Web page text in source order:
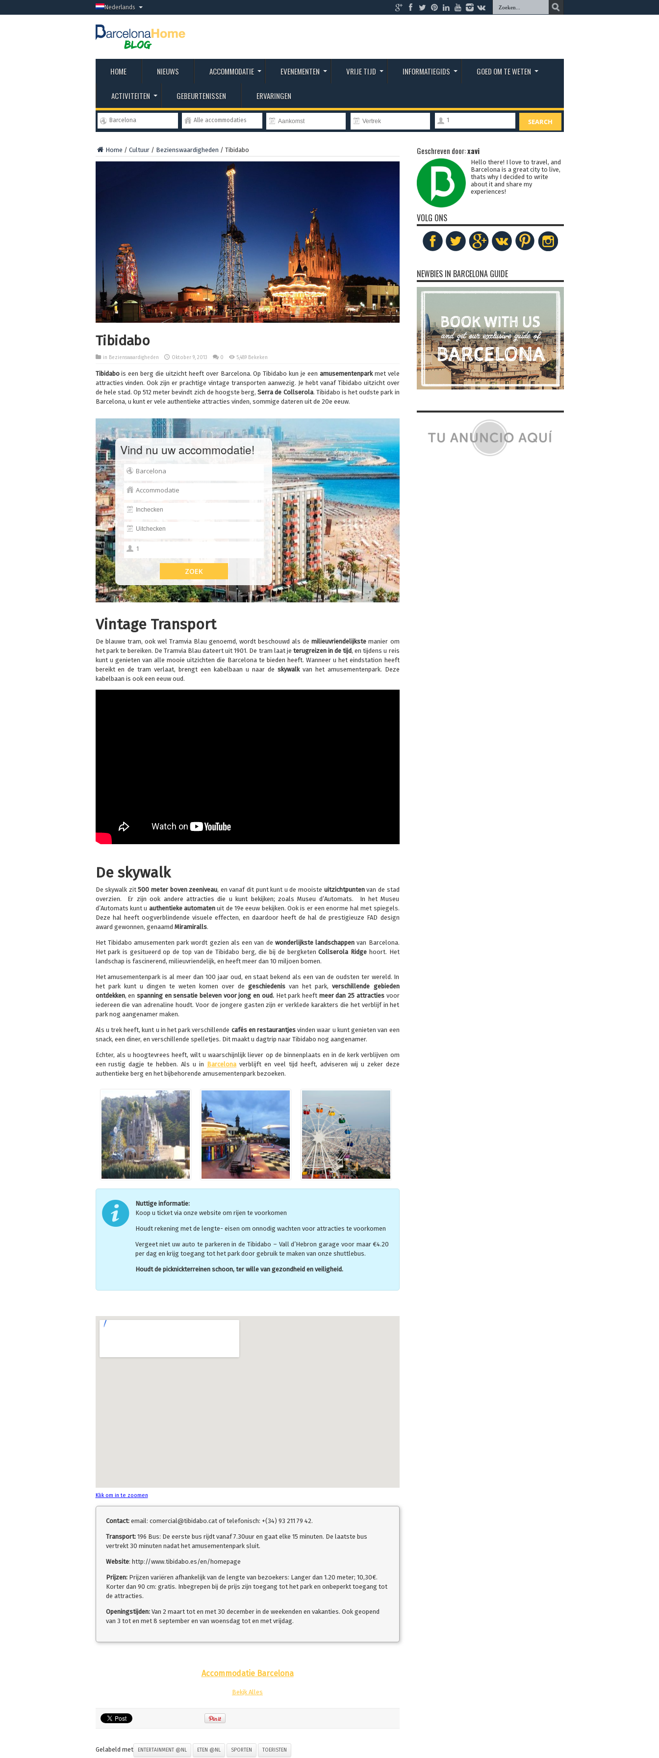
Nederlands
HOME NIEUWS ACCOMMODATIE EVENEMENTEN VRIJE TIJD INFORMATIEGIDS GOED OM TE WETEN
ACTIVITEITEN GEBEURTENISSEN ERVARINGEN
Barcelona Alle accommodaties 1 SEARCH
Home / Cultuur/ Bezienswaardigheden / Tibidabo
Tibidabo
in Bezienswaardigheden Oktober 9, 2013 0 5,489 Bekeken
Tibidabois een berg die uitzicht heeft over Barcelona. Op Tibidabo kun je een amusementenparkmet vele
attracties vinden. Ook zijn er prachtige vintage transporten aanwezig. Je hebt vanaf Tibidabo uitzicht over
de hele stad. Op 512 meter bevindt zich de hoogste berg,Serra de Collserola. Tibidabo is het oudste park in
Barcelona, u kunt er vele authentieke attracties vinden, sommige dateren uit de 20e eeuw.
Vind nu uw accommodatie!
Vintage Transport
De blauwe tram, ook wel Tramvia Blau genoemd, wordt beschouwd als demilieuvriendelijkste manier om
het park te bereiken. De Tramvia Blau dateert uit 1901. De tram laat je terugreizen in de tijd , en tijdens u reis
kunt u genieten van alle mooie uitzichten die Barcelona te bieden heeft. Wanneer u het eindstation heeft
bereikt en de tram verlaat, brengt een kabelbaan u naar de skywalkvan het amusementenpark. Deze
kabelbaan is ook een eeuw oud.
De skywalk
De skywalk zit500 meter boven zeeniveau, en vanaf dit punt kunt u de mooiste uitzichtpuntenvan de stad
overzien. Er zijn ook andere attracties die u kunt bekijken; zoals Museu d’Automats. In het Museu
d’Automats kunt u authentieke automatenuit de 19e eeuw bekijken. Ook is er een enorme hal met spiegels.
Deze hal heeft oogverblindende visuele effecten, en daardoor heeft de hal de prestigieuze FAD design
award gewonnen, genaamd Miramiralls.
Het Tibidabo amusementen park wordt gezien als een van de wonderlijkste landschappen van Barcelona.
Het park is gesitueerd op de top van de Tibidabo berg, die bij de bergketenCollserola Ridge hoort. Het
landschap is fascinerend, milieuvriendelijk, en heeft meer dan 10 miljoen bomen.
Het amusementenpark is al meer dan 100 jaar oud, en staat bekend als een van de oudsten ter wereld. In
het park kunt u dingen te weten komen over degeschiedenis van het park,verschillende gebieden
ontdekken, en spanning en sensatie beleven voor jong en oud.Het park heeft meer dan 25 attractiesvoor
iedereen die van adrenaline houdt. Voor de jongere gasten zijn er verklede karakters die het verblijf in het
park nog aangenamer maken.
Als u trek heeft, kunt u in het park verschillende cafés en restaurantjes vinden waar u kunt genieten van een
snack, een diner, en verschillende spelletjes. Dit maakt u dagtrip naar Tibidabo nog aangenamer.
Echter, als u hoogtevrees heeft, wilt u waarschijnlijk liever op de binnenplaats en in de kerk verblijven om
een rustig dagje te hebben. Als u in Barcelona verblijft en veel tijd heeft, adviseren wij u zeker deze
authentieke berg en het bijbehorende amusementenpark bezoeken.
Nuttige informatie:
Koop u ticket via onze website om rijen te voorkomen
Houdt rekening met de lengte- eisen om onnodig wachten voor attracties te voorkomen
Vergeet niet uw auto te parkeren in de Tibidabo – Vall d’Hebron garage voor maar €4.20
per dag en krijg toegang tot het park door gebruik te maken van onze shuttlebus.
Houdt de picknickterreinen schoon, ter wille van gezondheid en veiligheid.
Klik om in te zoomen
Contact:email: comercial@tibidabo.cat of telefonisch: +(34) 93 211 79 42.
Transport:196 Bus: De eerste bus rijdt vanaf 7.30uur en gaat elke 15 minuten. De laatste bus
vertrekt 30 minuten nadat het amusementenpark sluit.
Website: http://www.tibidabo.es/en/homepage
Prijzen:Prijzen variëren afhankelijk van de lengte van bezoekers: Langer dan 1.20 meter; 10,30€.
Korter dan 90 cm: gratis. Inbegrepen bij de prijs zijn toegang tot het park en onbeperkt toegang tot
de attracties.
Openingstijden:Van 2 maart tot en met 30 december in de weekenden en vakanties. Ook geopend
van 3 tot en met 8 september en van woensdag tot en met vrijdag.
Accommodatie Barcelona
Bekjk Alles
Gelabeld met ENTERTAINMENT @NL ETEN @NL SPORTEN TOERISTEN
Geschreven door:xavi
Hello there! I love to travel, and
Barcelona is a great city to live,
thats why I decided to write
about it and share my
experiences!
VOLG ONS
NEWBIES IN BARCELONA GUIDE